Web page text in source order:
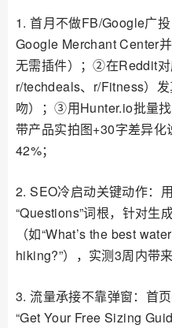
1. 首月不做FB/Google广
Google Merchant Center
无需插件）；②在Reddit对
r/techdeals、r/Fitness）
吻）；③用Hunter.io批量
带产品实拍图+30字差异
42%；
2. SEO冷启动关键动作：
“Questions”词根，针对生
（如“What’s the best
hiking?”），实测3周内带
3. 流量承接不靠弹窗：首
“Get Your Free Sizing